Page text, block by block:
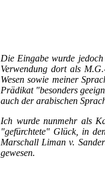
Die Eingabe wurde
Verwendung dort als
Wesen sowie meiner
Prädikat "besonders
auch der arabischen
Ich wurde nunmehr als
"gefürchtete" Glück, in
Marschall Liman v.
gewesen.